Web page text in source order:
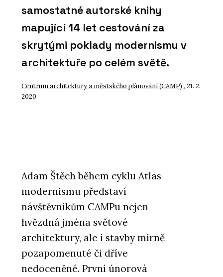
samostatné autorské knihy
mapující 14 let cestování za
skrytými poklady modernismu v
architektuře po celém světě.
Centrum architektury a městského plánování (CAMP) , 21. 2.
2020
Adam Štěch během cyklu Atlas
modernismu představí
návštěvníkům CAMPu nejen
hvězdná jména světové
architektury, ale i stavby mírně
pozapomenuté či dříve
nedoceněné. První únorová